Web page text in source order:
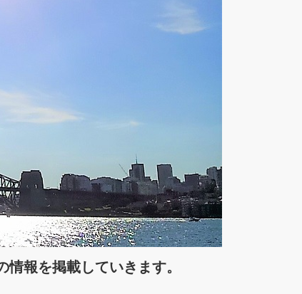
報を掲載していきます。